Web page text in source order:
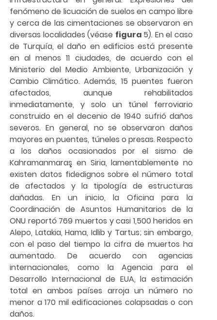
fenómeno de licuación de suelos en campo libre
y cerca de las cimentaciones se observaron en
diversas localidades (véase figura 5). En el caso
de Turquía, el daño en edificios está presente
en al menos 11 ciudades, de acuerdo con el
Ministerio del Medio Ambiente, Urbanización y
Cambio Climático. Además, 15 puentes fueron
afectados, aunque rehabilitados
inmediatamente, y solo un túnel ferroviario
construido en el decenio de 1940 sufrió daños
severos. En general, no se observaron daños
mayores en puentes, túneles o presas. Respecto
a los daños ocasionados por el sismo de
Kahramanmaraş en Siria, lamentablemente no
existen datos fidedignos sobre el número total
de afectados y la tipología de estructuras
dañadas. En un inicio, la Oficina para la
Coordinación de Asuntos Humanitarios de la
ONU reportó 769 muertos y casi 1,500 heridos en
Alepo, Latakia, Hama, Idlib y Tartus; sin embargo,
con el paso del tiempo la cifra de muertos ha
aumentado. De acuerdo con agencias
internacionales, como la Agencia para el
Desarrollo Internacional de EUA, la estimación
total en ambos países arroja un número no
menor a 170 mil edificaciones colapsadas o con
daños.